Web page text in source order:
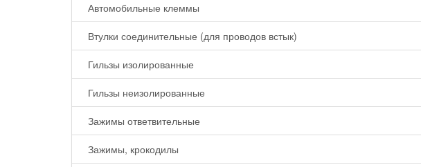
Автомобильные клеммы
Втулки соединительные (для проводов встык)
Гильзы изолированные
Гильзы неизолированные
Зажимы ответвительные
Зажимы, крокодилы